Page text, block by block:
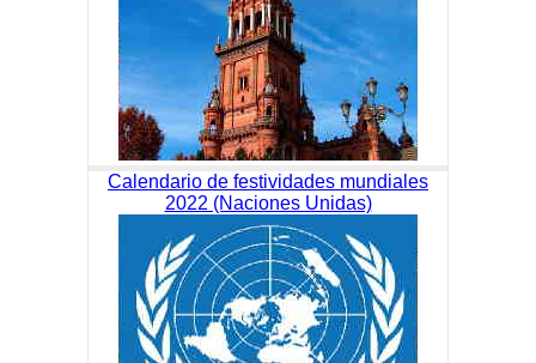
Calendario de festividades mundiales
2022 (Naciones Unidas)